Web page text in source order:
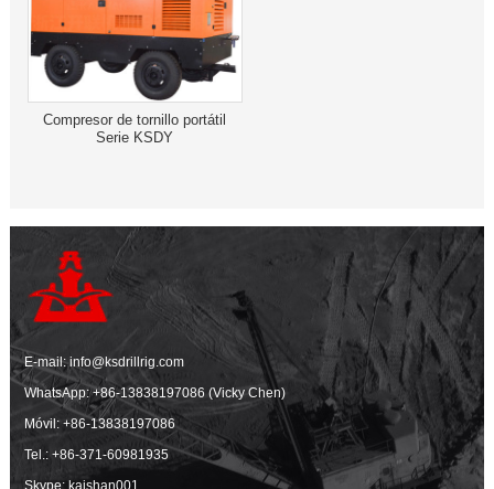
Compresor de tornillo portátil
Serie KSDY
E-mail:info@ksdrillrig.com
WhatsApp:+86-13838197086 (Vicky Chen)
Móvil:+86-13838197086
Tel.:+86-371-60981935